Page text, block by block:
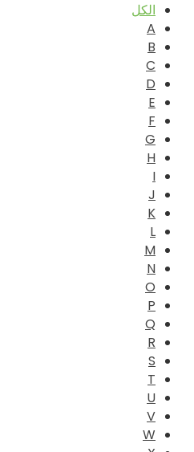
الكل
A
B
C
D
E
F
G
H
I
J
K
L
M
N
O
P
Q
R
S
T
U
V
W